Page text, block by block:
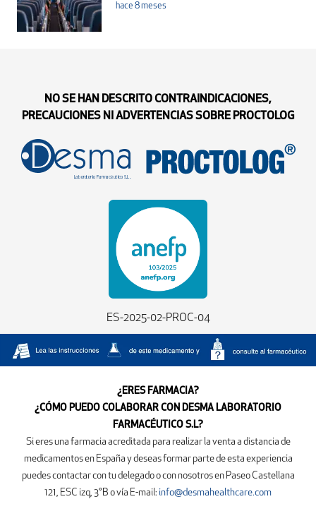
hace 8 meses
NO SE HAN DESCRITO CONTRAINDICACIONES,
PRECAUCIONES NI ADVERTENCIAS SOBRE PROCTOLOG
ES-2025-02-PROC-04
¿ERES FARMACIA?
¿CÓMO PUEDO COLABORAR CON DESMA LABORATORIO
FARMACÉUTICO S.L?
Si eres una farmacia acreditada para realizar la venta a distancia de
medicamentos en España y deseas formar parte de esta experiencia
puedes contactar con tu delegado o con nosotros en Paseo Castellana
121, ESC izq, 3°B o vía E-mail: info@desmahealthcare.com